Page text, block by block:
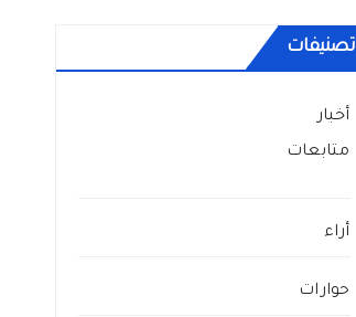
تصنيفات
أخبار
متابعات
أراء
حوارات